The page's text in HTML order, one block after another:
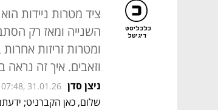
כלכליסט
דיגיטל
ציד מטרות ניידות
השנייה ומאז רק
ומטרות זריזות
וזאבים. איך זה
ניצן סדן 07:48, 31.01.26